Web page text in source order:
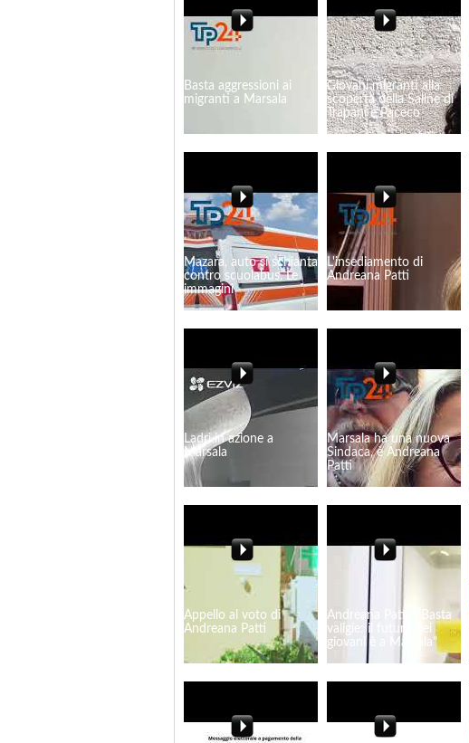
Basta aggressioni ai
migranti a Marsala
Giovani migranti alla
scoperta della Saline di
Trapani e Paceco
Mazara, auto si schianta
contro scuolabus. Le
immagini
L'insediamento di
Andreana Patti
Ladri in azione a
Marsala
Marsala ha una nuova
Sindaca, è Andreana
Patti
Appello al voto di
Andreana Patti
Andreana Patti: "Basta
valigie: il futuro dei
giovani è a Marsala"